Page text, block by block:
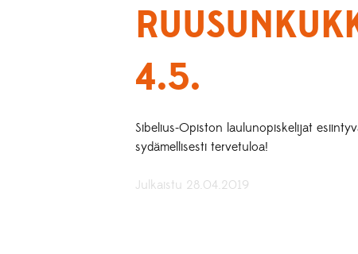
4.5.
Sibelius-Opiston laulunopiskelijat
sydämellisesti tervetuloa!
Julkaistu 28.04.2019